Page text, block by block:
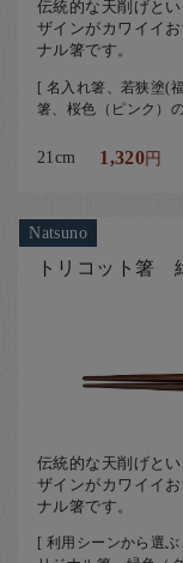
伝統的な天削げと
ザインがカワイイ
ナル箸です。
[ 名入れ箸、若狭塗(
箸、桜色（ピンク）
21cm 1,320円
Natsuno
トリコット箸
伝統的な天削げと
ザインがカワイイ
ナル箸です。
[ 利用シーンから選